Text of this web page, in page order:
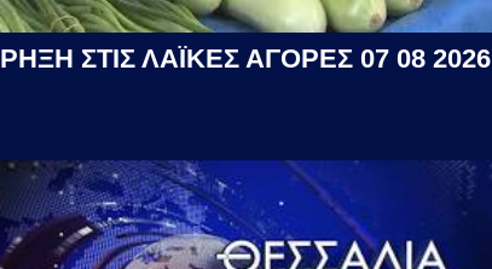
ΡΗΞΗ ΣΤΙΣ ΛΑΪΚΕΣ ΑΓΟΡΕΣ 07 08 2026